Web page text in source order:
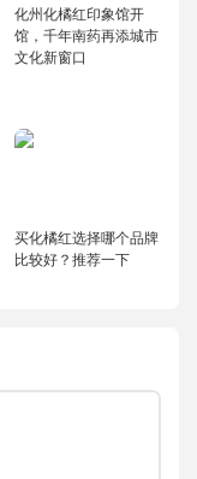
化州化橘红印象馆开
馆，千年南药再添城市
文化新窗口
买化橘红选择哪个品牌
比较好？推荐一下